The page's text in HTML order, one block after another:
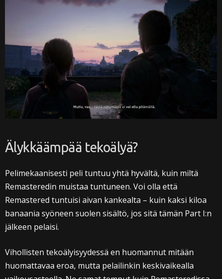
Älykkäämpää tekoälyä?
Pelimekaanisesti peli tuntuu yhtä hyvältä, kuin miltä
Remasteredin muistaa tuntuneen. Voi olla että
Remastered tuntuisi aivan kankealta – kuin kaksi kiloa
banaania syöneen suolen sisältö, jos sitä tämän Part I:n
jälkeen pelaisi.
Vihollisten tekoälyisyydessä en huomannut mitään
huomattavaa eroa, mutta pelailinkin keskivaikealla